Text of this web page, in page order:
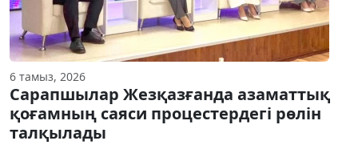
6 тамыз, 2026
Сарапшылар Жезқазғанда азаматтық
қоғамның саяси процестердегі рөлін
талқылады